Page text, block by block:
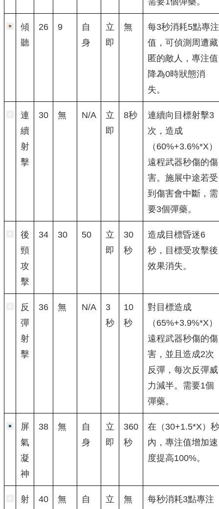
傾
聽
26 9
自
身
立
即
無
每3秒消耗5點專注
值，可偵測周遭藏
匿的敵人，專注值
降為0時狀態消
失。
連
續
射
擊
30 無 N/A
立
即
8秒
連續向目標射擊3
次，造成
（60%+3.6%*X）
遠程武器秒傷的傷
害。施展中途若受
到傷害會中斷，需
要3個彈藥。
後
頸
攻
擊
34 30 50
立
即
30
秒
造成目標昏迷6
秒，目標受攻擊後
效果消失。
反
彈
射
擊
36 無 N/A
3
秒
10
秒
對目標造成
（65%+3.9%*X）
遠程武器秒傷的傷
害，並且造成2次
反彈，每次反彈威
力減半。需要1個
彈藥。
屏
氣
凝
神
38 無
自
身
立
即
360
秒
在（30+1.5*X）秒
內，專注值增加速
度提高100%。
射
40 無
自
立
無
每秒消耗3點專注